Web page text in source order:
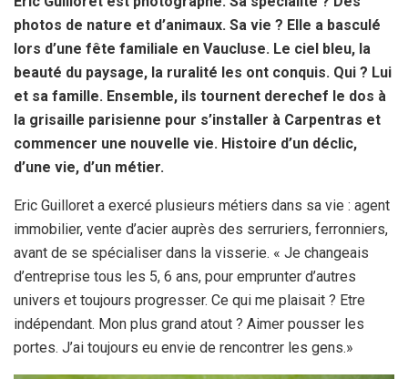
o
o
k
n
g
e
A
p
p
photos de nature et d’animaux. Sa vie ? Elle a basculé
lors d’une fête familiale en Vaucluse. Le ciel bleu, la
beauté du paysage, la ruralité les ont conquis. Qui ? Lui
et sa famille. Ensemble, ils tournent derechef le dos à
la grisaille parisienne pour s’installer à Carpentras et
commencer une nouvelle vie. Histoire d’un déclic,
d’une vie, d’un métier.
Eric Guilloret a exercé plusieurs métiers dans sa vie : agent
immobilier, vente d’acier auprès des serruriers, ferronniers,
avant de se spécialiser dans la visserie. « Je changeais
d’entreprise tous les 5, 6 ans, pour emprunter d’autres
univers et toujours progresser. Ce qui me plaisait ? Etre
indépendant. Mon plus grand atout ? Aimer pousser les
portes. J’ai toujours eu envie de rencontrer les gens.»